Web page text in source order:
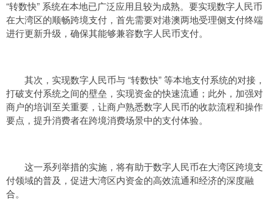
“转数快” 系统在本地已广泛应用且较为成熟。要实现数字人民币
在大湾区的顺畅跨境支付，首先需要对港澳两地受理侧支付终端
进行更新升级，确保其能够兼容数字人民币支付。
其次，实现数字人民币与 “转数快” 等本地支付系统的对接，
打破支付系统之间的壁垒，实现资金的快速流通；此外，加强对
商户的培训至关重要，让商户熟悉数字人民币的收款流程和操作
要点，提升消费者在跨境消费场景中的支付体验。
这一系列举措的实施，将有助于数字人民币在大湾区跨境支
付领域的普及，促进大湾区内资金的高效流通和经济的深度融
合。